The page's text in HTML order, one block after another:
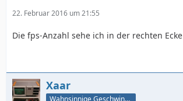
22. Februar 2016 um 21:55
Die fps-Anzahl sehe ich in der rechten Ecke
Xaar
Wahnsinnige Geschwindigkeit - und los!